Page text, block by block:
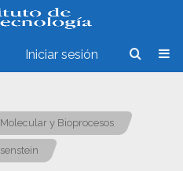
Iniciar sesión
y Bioprocesos